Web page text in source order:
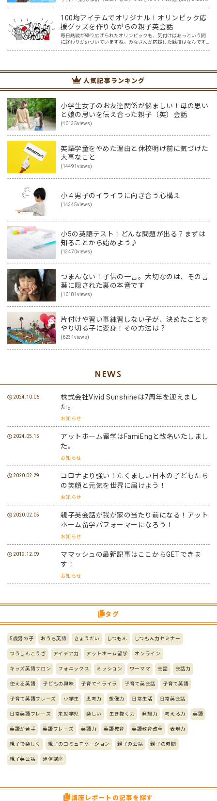
100均アイテムでオリジナル！オリンピック応
援グッズを作りながらの親子英会話
毎日熱戦が繰り広げられたオリンピックも、気付けばあっという間
に終わりが近づいていますね。みなさんが応援した競技はなんです
人気記事ランキング
小学生女子のお友達関係が悩ましい！母の思い
と娘の思いを伝え合った親子（英）会話
(40135views)
英語学童をやめた理由と休校明け前に気づけた
大事なこと
(14491views)
小４男子のイライラに向き合う心構え
(14345views)
小5の英語テスト！どんな問題が出る？まずは
知ることから始めよう♪
(13470views)
つまんない！子供の一言。大切なのは、その言
葉に隠された裏の本音です
(10181views)
片付けや習い事練習しない子が、決めたことを
やり切る子に変身！その方法は？
(6231views)
NEWS
2024.10.06
株式会社Vivid Sunshineは7周年を迎えまし
た。
お知らせ
2024.05.15
アットホーム留学はFamiEngと改名いたしまし
た。
お知らせ
2020.02.29
コロナより強い！たくましい日本の子どもたち
の笑顔と元気を世界に届けよう！
お知らせ
2020.02.05
親子英会話が我が家の当たり前になる！アット
ホーム留学パフォーマーになろう！
お知らせ
2019.12.09
ママッシュの最新記事はここからGETできま
す！
お知らせ
タグ
5歳男の子 おうち英語 きょうだい しつもん しつもん力セミナー
つうしんこうざ アイデア力 アットホーム留学 オンライン
キッズ英語サロン フォニックス ミッション ワーママ 会話 会話力
使える英語 子どもの興味 子育てイライラ 子育て英会話 子育て英語
子育て英語フレーズ 小学生 思考力 想像力 日常生活 日常英会話
日常英語フレーズ 未就学児 楽しい 生き抜く力 発想力 考える力 英語
英語が苦手 英語フレーズ 英語力 英語教育 英語教育改革 表現力
親子で楽しく 親子のコミュニケーション 親子の会話 親子の時間
親子英会話 通信講座
講座レポートの記事を探す